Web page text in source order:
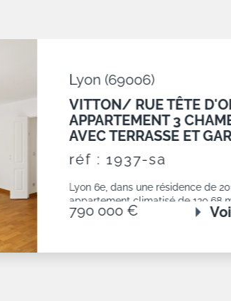
Lyon (69006)
VITTON/ RUE TÊTE
APPARTEMENT 3
AVEC TERRASSE ET
réf : 1937-sa
Lyon 6e, dans une résidence de
appartement climatisé de 120,68
étage élevé avec une terrasse de
790 000 €